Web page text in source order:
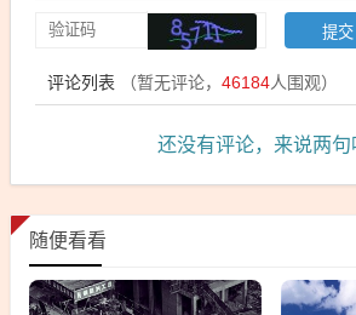
评论列表 （暂无评论， 46184人围观）
还没有评论，来说两句
随便看看